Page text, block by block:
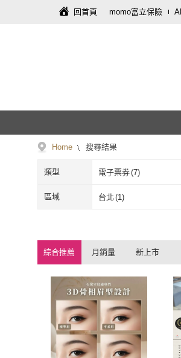
回首頁 momo富立保險
Home 搜尋結果
類型 電子票券(7)
電子票券
區域 台北 (1)
綜合推薦 月銷量 新上市